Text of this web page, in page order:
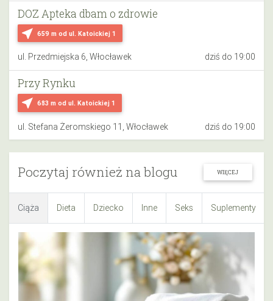
near_me 659 m od ul. Katoickiej 1
DOZ Apteka dbam o zdrowie
ul. Przedmiejska 6, Włocławek dziś do 19:00
near_me 683 m od ul. Katoickiej 1
Przy Rynku
ul. Stefana Żeromskiego 11, Włocławek dziś do 19:00
Poczytaj również na blogu WIĘCEJ
Ciąża Dieta Dziecko Inne Seks Suplementy